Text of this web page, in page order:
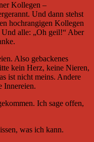
Kollegen –
Und dann stehst
hochrangigen Kollegen
alle: „Oh geil!“ Aber
Also gebackenes
kein Herz, keine Nieren,
ist nicht meins. Andere
Innereien.
Ich sage offen,
was ich kann.